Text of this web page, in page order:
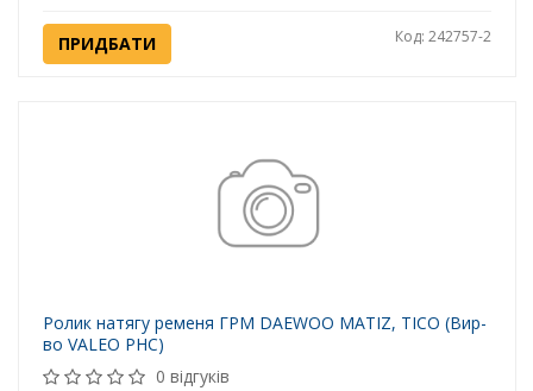
ПРИДБАТИ Код: 242757-2
Ролик натягу ременя ГРМ DAEWOO MATIZ, TICO (Вир-
во VALEO PHC)
0 відгуків